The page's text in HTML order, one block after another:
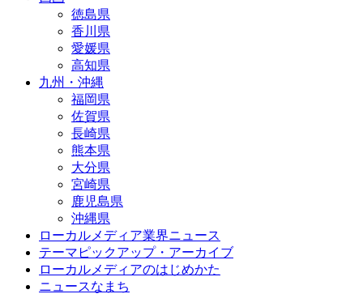
徳島県
香川県
愛媛県
高知県
九州・沖縄
福岡県
佐賀県
長崎県
熊本県
大分県
宮崎県
鹿児島県
沖縄県
ローカルメディア業界ニュース
テーマピックアップ・アーカイブ
ローカルメディアのはじめかた
ニュースなまち